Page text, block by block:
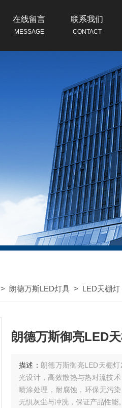
在线留言
MESSAGE
联系我们
CONTACT
>朗德万斯LED灯具 > LED天棚灯
朗德万斯御亮LED
描述： 朗德万斯御亮LED天棚
光设计，高效散热与热对流技
喷涂处理，耐腐蚀，环保无污
无惧灰尘与冲洗，保证产品性能。